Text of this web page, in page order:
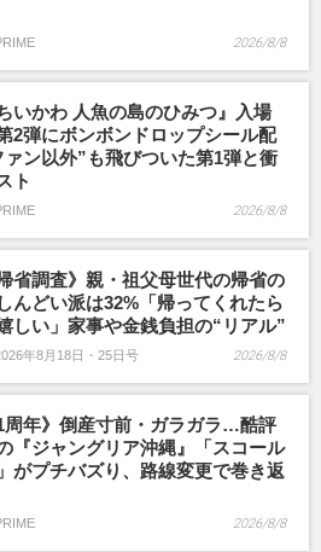
2026/8/8
いかわ 人魚の島のひみつ』入場
2弾にボンボンドロップシール配
ァン以外”も飛びついた第1弾と衝
ト
2026/8/8
省調査》親・祖父母世代の帰省の
んどい派は32%「帰ってくれたら
しい」家事や金銭負担の“リアル”
年8月18日・25日号 2026/8/8
1周年》倒産寸前・ガラガラ…酷評
『ジャングリア沖縄』「スコール
がプチバズり、路線変更で巻き返
2026/8/8